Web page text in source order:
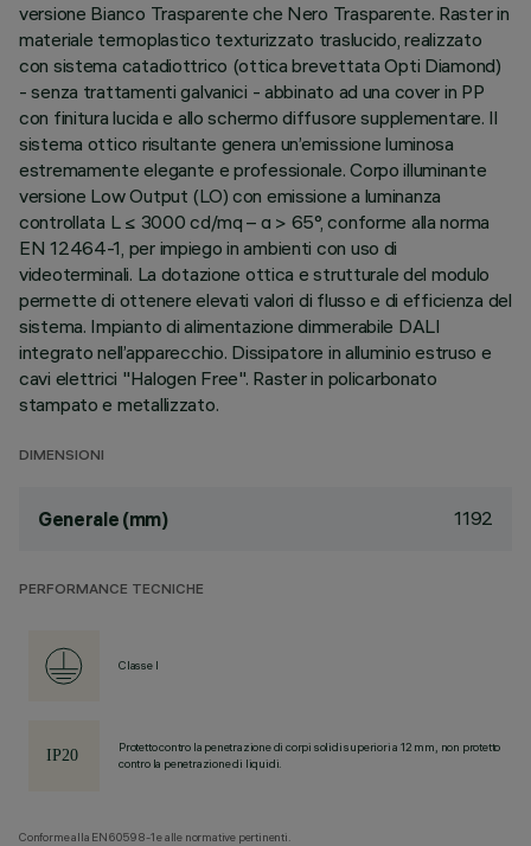
versione Bianco Trasparente che Nero Trasparente. Raster in
materiale termoplastico texturizzato traslucido, realizzato
con sistema catadiottrico (ottica brevettata Opti Diamond)
- senza trattamenti galvanici - abbinato ad una cover in PP
con finitura lucida e allo schermo diffusore supplementare. Il
sistema ottico risultante genera un’emissione luminosa
estremamente elegante e professionale. Corpo illuminante
versione Low Output (LO) con emissione a luminanza
controllata L ≤ 3000 cd/mq – α > 65°, conforme alla norma
EN 12464-1, per impiego in ambienti con uso di
videoterminali. La dotazione ottica e strutturale del modulo
permette di ottenere elevati valori di flusso e di efficienza del
sistema. Impianto di alimentazione dimmerabile DALI
integrato nell’apparecchio. Dissipatore in alluminio estruso e
cavi elettrici "Halogen Free". Raster in policarbonato
stampato e metallizzato.
DIMENSIONI
Generale (mm) 1192
PERFORMANCE TECNICHE
Classe I
Protetto contro la penetrazione di corpi solidi superiori a 12 mm, non protetto
contro la penetrazione di liquidi.
Conforme alla EN60598-1 e alle normative pertinenti.